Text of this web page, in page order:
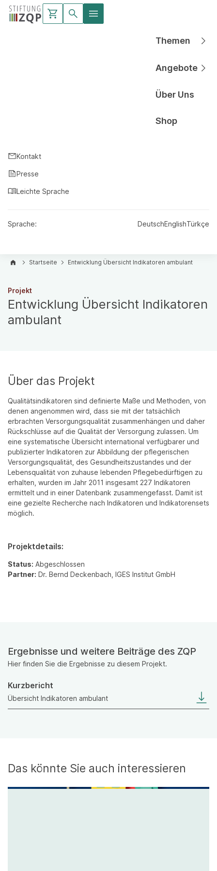
Sprache: DeutschEnglishTürkçe
Kontakt
Presse
Leichte Sprache
Themen
Angebote
Über Uns
Shop
Startseite Entwicklung Übersicht Indikatoren ambulant
Projekt
Entwicklung Übersicht Indikatoren
ambulant
Über das Projekt
Qualitätsindikatoren sind definierte Maße und Methoden, von
denen angenommen wird, dass sie mit der tatsächlich
erbrachten Versorgungsqualität zusammenhängen und daher
Rückschlüsse auf die Qualität der Versorgung zulassen. Um
eine systematische Übersicht international verfügbarer und
publizierter Indikatoren zur Abbildung der pflegerischen
Versorgungsqualität, des Gesundheitszustandes und der
Lebensqualität von zuhause lebenden Pflegebedürftigen zu
erhalten, wurden im Jahr 2011 insgesamt 227 Indikatoren
ermittelt und in einer Datenbank zusammengefasst. Damit ist
eine gezielte Recherche nach Indikatoren und Indikatorensets
möglich.
Projektdetails:
Status: Abgeschlossen
Partner: Dr. Bernd Deckenbach, IGES Institut GmbH
Ergebnisse und weitere Beiträge des ZQP
Hier finden Sie die Ergebnisse zu diesem Projekt.
Kurzbericht
Übersicht Indikatoren ambulant
Das könnte Sie auch interessieren